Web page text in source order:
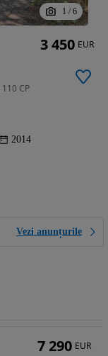
1 / 6
CP
2014
Vezi anunțurile
3 450 EUR
7 290 EUR